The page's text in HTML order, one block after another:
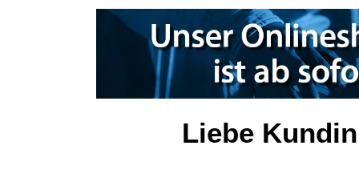
Liebe